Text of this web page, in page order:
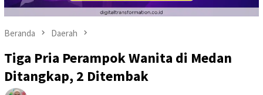
Beranda Daerah
Tiga Pria Perampok Wanita di Medan
Ditangkap, 2 Ditembak